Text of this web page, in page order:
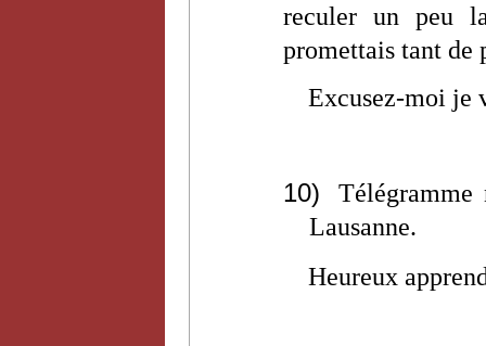
reculer un peu
promettais tant de
Excusez-moi je
10)
Lausanne.
Heureux